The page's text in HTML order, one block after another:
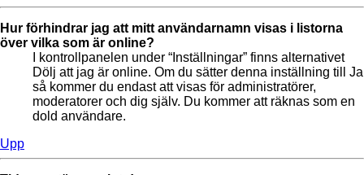
Hur förhindrar jag att mitt användarnamn visas i listorna
över vilka som är online?
I kontrollpanelen under “Inställningar” finns alternativet
Dölj att jag är online. Om du sätter denna inställning till Ja
så kommer du endast att visas för administratörer,
moderatorer och dig själv. Du kommer att räknas som en
dold användare.
Upp